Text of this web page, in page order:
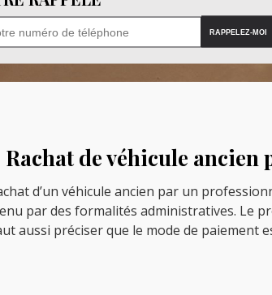
Rachat de véhicule
d’un véhicule ancien par un
par des formalités administratives. Le
aussi préciser que le mode de paiement